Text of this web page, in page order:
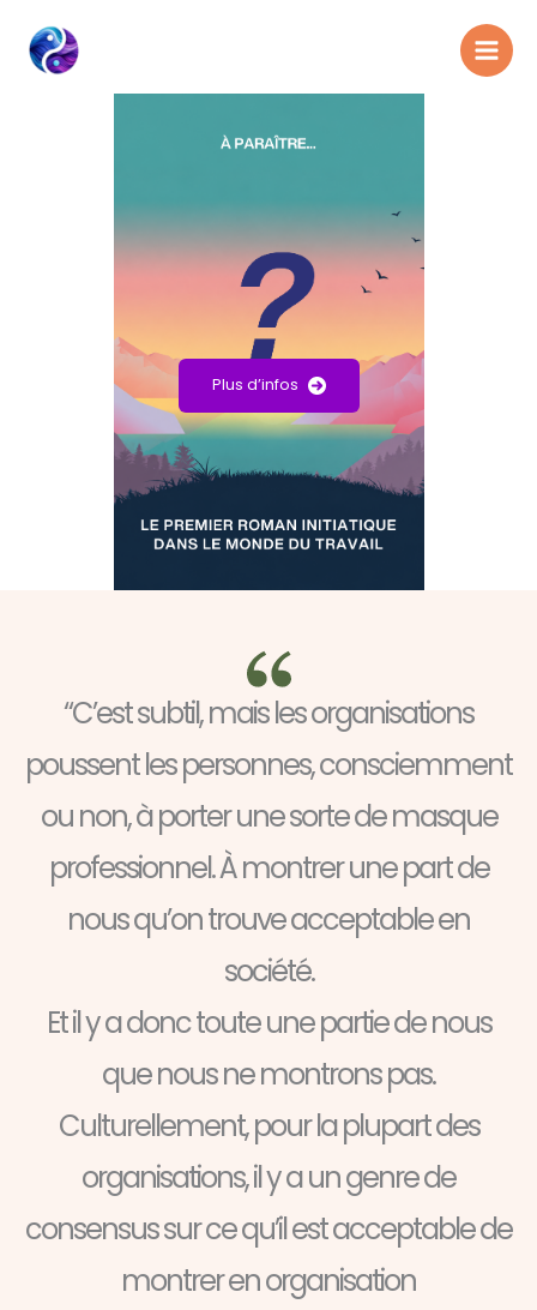
contenu
Plus d’infos
“C’est subtil, mais les organisations
poussent les personnes, consciemment
ou non, à porter une sorte de masque
professionnel. À montrer une part de
nous qu’on trouve acceptable en
société.
Et il y a donc toute une partie de nous
que nous ne montrons pas.
Culturellement, pour la plupart des
organisations, il y a un genre de
consensus sur ce qu’il est acceptable de
montrer en organisation